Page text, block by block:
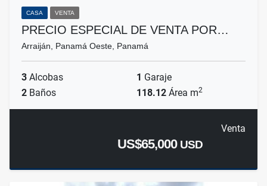
CASA VENTA
PRECIO ESPECIAL DE VENTA POR…
Arraiján, Panamá Oeste, Panamá
3 Alcobas 1 Garaje
2 Baños 118.12 Área m2
Venta
US$65,000 USD